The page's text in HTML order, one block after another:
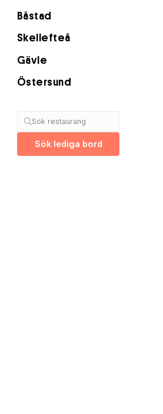
Båstad
Skellefteå
Gävle
Östersund
Sök restaurang
Sök lediga bord